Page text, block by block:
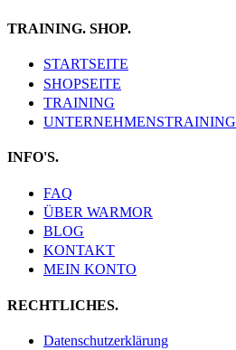
TRAINING. SHOP.
STARTSEITE
SHOPSEITE
TRAINING
UNTERNEHMENSTRAINING
INFO'S.
FAQ
ÜBER WARMOR
BLOG
KONTAKT
MEIN KONTO
RECHTLICHES.
Datenschutzerklärung